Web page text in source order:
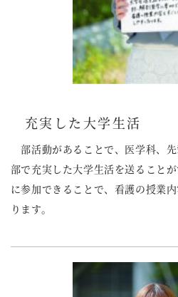
充実した大学生活
部活動があることで、医学科、
部で充実した大学生活を送ること
に参加できることで、看護の授業
ります。